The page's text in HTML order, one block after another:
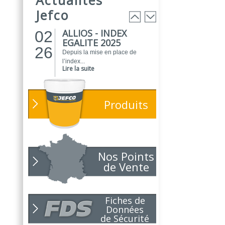
JefcoLire la suite
02
26
ALLIOS - INDEX
EGALITE 2025
Depuis la mise en place de
l’index...
Lire la suite
01
26
ATELIER DU
PEINTRE 2026 !
Parce que chaque chantier
compte, nous...
Lire la suite
01
26
NOUVEAUTÉ
POLARIS
Toujours soucieux des besoins
Lire la suite
01
26
NOUVELLE ANNÉE,
NOUVEAUX
PROJETS !
Pour 2026, le choix du bon
Produits
Nos Points
de Vente
Fiches de
Données
de Sécurité